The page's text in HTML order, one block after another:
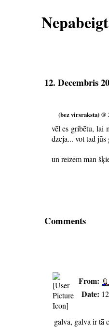
12. Decembris
(bez virsraksta) @
vēl es gribētu, lai
dzeja... vot tad
un reizēm man
Comments
From:
Date:
galva, galva ir tā